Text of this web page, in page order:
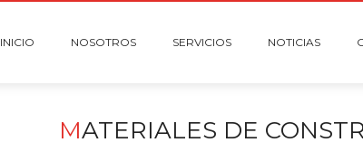
INICIO NOSOTROS SERVICIOS NOTICIAS
MATERIALES DE